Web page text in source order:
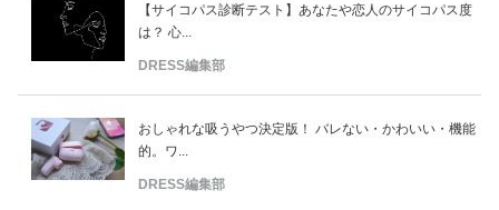
【サイコパス診断テスト】あなたや恋人のサイコパス度
は？ 心...
DRESS編集部
おしゃれな吸うやつ決定版！ バレない・かわいい・機能
的。ワ...
DRESS編集部